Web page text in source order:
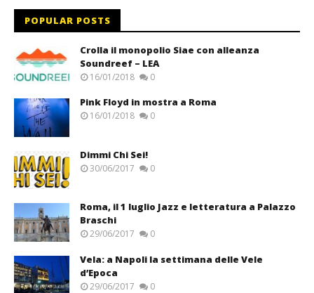
POPULAR POSTS
Crolla il monopolio Siae con alleanza
Soundreef – LEA
16/01/2018 0
Pink Floyd in mostra a Roma
16/01/2018 0
Dimmi Chi Sei!
30/06/2017 0
Roma, il 1 luglio Jazz e letteratura a Palazzo
Braschi
29/06/2017 0
Vela: a Napoli la settimana delle Vele
d’Epoca
29/06/2017 0